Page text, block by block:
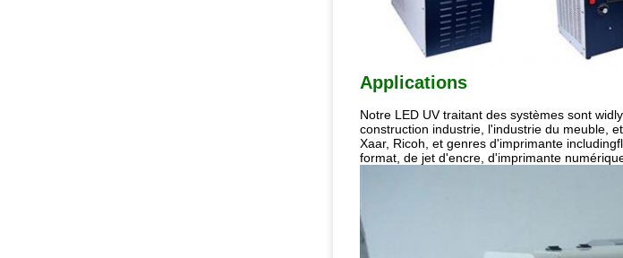
Applications
Notre LED UV traitant des systèmes sont
construction industrie, l'industrie du meuble,
Xaar, Ricoh, et genres d'imprimante
format, de jet d'encre, d'imprimante